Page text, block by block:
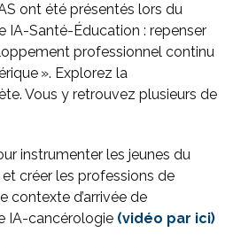
ont été présentés lors du
IA-Santé-Éducation : repenser
professionnel continu
». Explorez la
Vous y retrouvez plusieurs de
instrumenter les jeunes du
créer les professions de
contexte d’arrivée de
IA-cancérologie (vidéo par ici)